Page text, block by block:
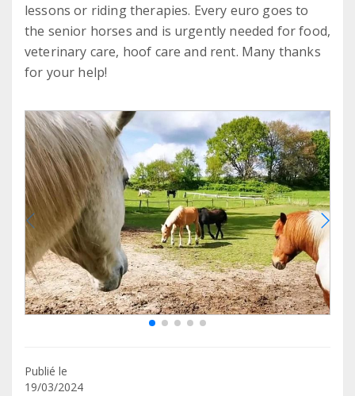
lessons or riding therapies. Every euro goes to
the senior horses and is urgently needed for food,
veterinary care, hoof care and rent. Many thanks
for your help!
Publié le
19/03/2024